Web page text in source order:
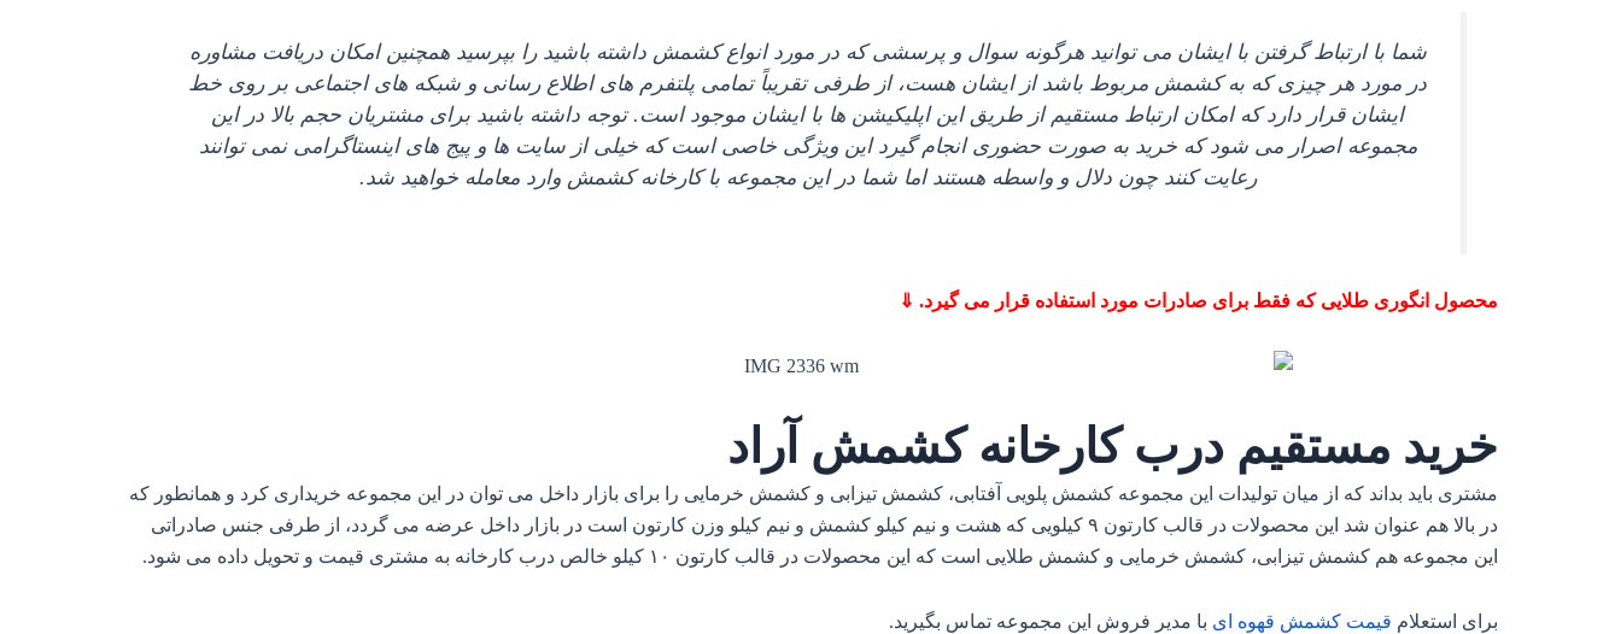
شما با ارتباط گرفتن با ایشان می‌ توانید هرگونه سوال و پرسشی که در مورد انواع کشمش داشته باشید را بپرسید همچنین امکان دریافت مشاوره
در مورد هر چیزی که به کشمش مربوط باشد از ایشان هست، از طرفی تقریباً تمامی پلتفرم‌ های اطلاع رسانی و شبکه‌ های اجتماعی بر روی خط
ایشان قرار دارد که امکان ارتباط مستقیم از طریق این اپلیکیشن‌ ها با ایشان موجود است. توجه داشته باشید برای مشتریان حجم بالا در این
مجموعه اصرار می‌ شود که خرید به صورت حضوری انجام گیرد این ویژگی خاصی است که خیلی از سایت‌ ها و پیج‌ های اینستاگرامی نمی‌ توانند
رعایت کنند چون دلال و واسطه هستند اما شما در این مجموعه با کارخانه کشمش وارد معامله خواهید شد.
محصول انگوری طلایی که فقط برای صادرات مورد استفاده قرار می گیرد. ⇓
خرید مستقیم درب کارخانه کشمش آراد
مشتری باید بداند که از میان تولیدات این مجموعه کشمش پلویی آفتابی، کشمش تیزابی و کشمش خرمایی را برای بازار داخل می‌ توان در این مجموعه خریداری کرد و همانطور که
در بالا هم عنوان شد این محصولات در قالب کارتون ۹ کیلویی که هشت و نیم کیلو کشمش و نیم کیلو وزن کارتون است در بازار داخل عرضه می‌ گردد، از طرفی جنس صادراتی
این مجموعه هم کشمش تیزابی، کشمش خرمایی و کشمش طلایی است که این محصولات در قالب کارتون ۱۰ کیلو خالص درب کارخانه به مشتری قیمت و تحویل داده می‌ شود.
برای استعلام قیمت کشمش قهوه ای با مدیر فروش این مجموعه تماس بگیرید.